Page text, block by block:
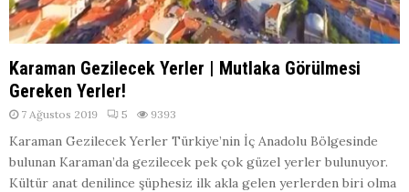
Karaman Gezilecek Yerler | Mutlaka Görülmesi
Gereken Yerler!
7 Ağustos 2019 5 9393
Karaman Gezilecek Yerler Türkiye’nin İç Anadolu Bölgesinde
bulunan Karaman’da gezilecek pek çok güzel yerler bulunuyor.
Kültür anat denilince şüphesiz ilk akla gelen yerlerden biri olma